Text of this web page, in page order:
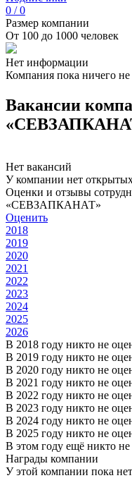
0 / 0
Размер компании
От 100 до 1000 человек
Нет информации
Компания пока ничего не
Вакансии
Нет вакансий
У компании нет
Оценки и отзывы
«СЕВЗАПКАНАТ»
Оценить
2018
2019
2020
2021
2022
2023
2024
2025
2026
В 2018 году никто не
В 2019 году никто не
В 2020 году никто не
В 2021 году никто не
В 2022 году никто не
В 2023 году никто не
В 2024 году никто не
В 2025 году никто не
В этом году ещё никто
Награды компании
У этой компании пока